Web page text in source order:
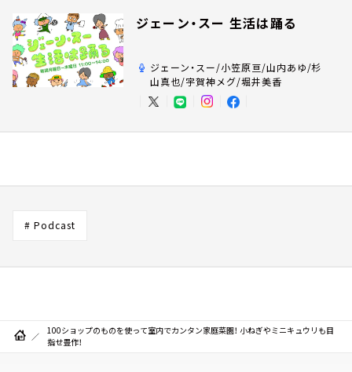
ジェーン・スー 生活は踊る
ジェーン・スー/小笠原亘/山内あゆ/杉
山真也/宇賀神メグ/堀井美香
# Podcast
100ショップのものを使って室内でカンタン家庭菜園！ 小ねぎやミニキュウリも目
指せ豊作！